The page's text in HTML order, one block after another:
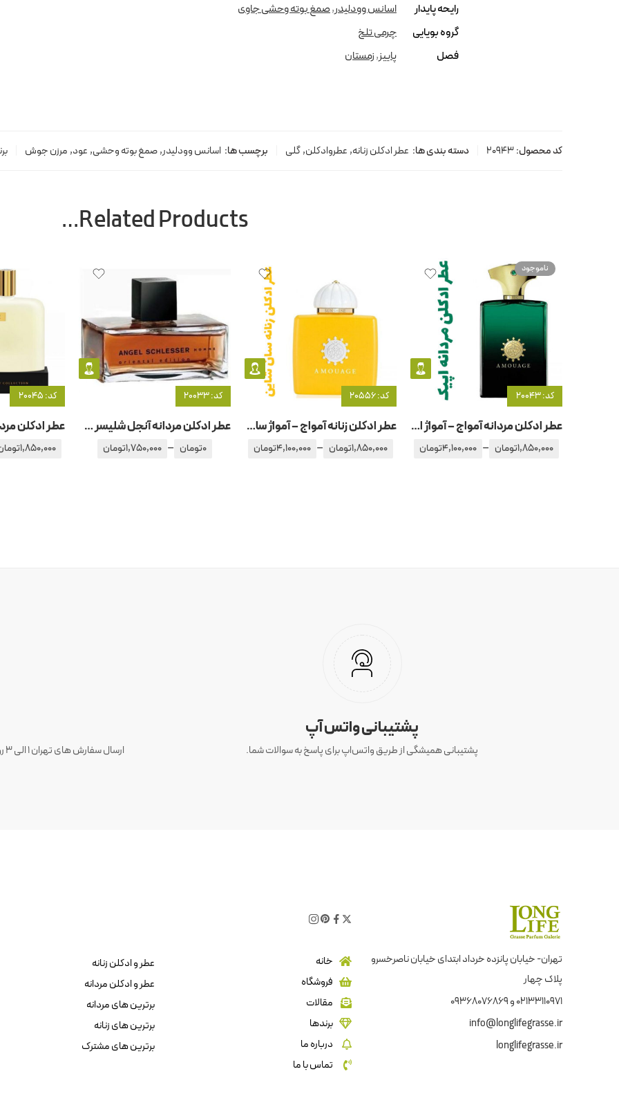
رایحه پایدار
اسانس وودلیدر,صمغ بوته وحشی جاوی
گروه بویایی
چرمی تلخ
فصل
پاییز,زمستان
کد محصول:20943 دسته بندی ها: عطر ادکلن زنانه, عطروادکلن,گلی برچسب ها: اسانس وودلیدر,صمغ بوته وحشی, عود, مرزن جوش
Related Products…
ناموجود
کد: 20043
عطر ادکلن مردانه آمواج – آمواژ اپیک
1,850,000تومان –
4,100,000تومان
کد: 20556
عطر ادکلن زنانه آمواج – آمواژ سان شاین
1,850,000تومان –
4,100,000تومان
کد: 20033
عطر ادکلن مردانه آنجل شلیسر هوم اورینتال ادیشن
0تومان –
1,750,000تومان
کد: 20045
1,850,000
پشتیبانی واتس آپ
پشتیبانی همیشگی از طریق واتس‌اپ برای پاسخ به سوالات شما.
تهران- خیابان پانزده خرداد ابتدای خیابان ناصرخسرو
پلاک چهار
02133110971 و 09368076869
info@longlifegrasse.ir
longlifegrasse.ir
خانه
فروشگاه
مقالات
برندها
درباره ما
تماس با ما
عطر و ادکلن زنانه
عطر و ادکلن مردانه
برترین های مردانه
برترین های زنانه
برترین های مشترک